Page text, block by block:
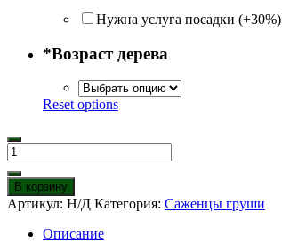
Нужна услуга посадки (+30%)
*Возраст дерева
Reset options
Количество
товара
Груша
Лада
В корзину
Артикул: Н/Д Категория: Саженцы груши
Описание